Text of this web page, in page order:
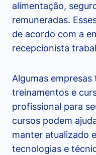
alimentação,
remuneradas.
de acordo com a
recepcionista
Algumas
treinamentos e
profissional para
cursos podem
manter atualizado
tecnologias e